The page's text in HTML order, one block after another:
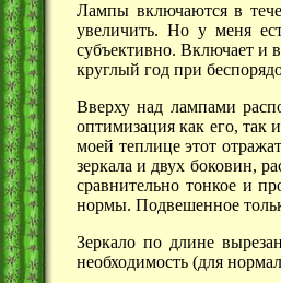
Лампы включаются в
увеличить. Но у меня
субъективно. Включает и
круглый год при
Вверху над лампами
оптимизация как его, так
моей теплице этот
зеркала и двух боковин,
сравнительно тонкое и
нормы. Подвешенное
Зеркало по длине
необходимость (для